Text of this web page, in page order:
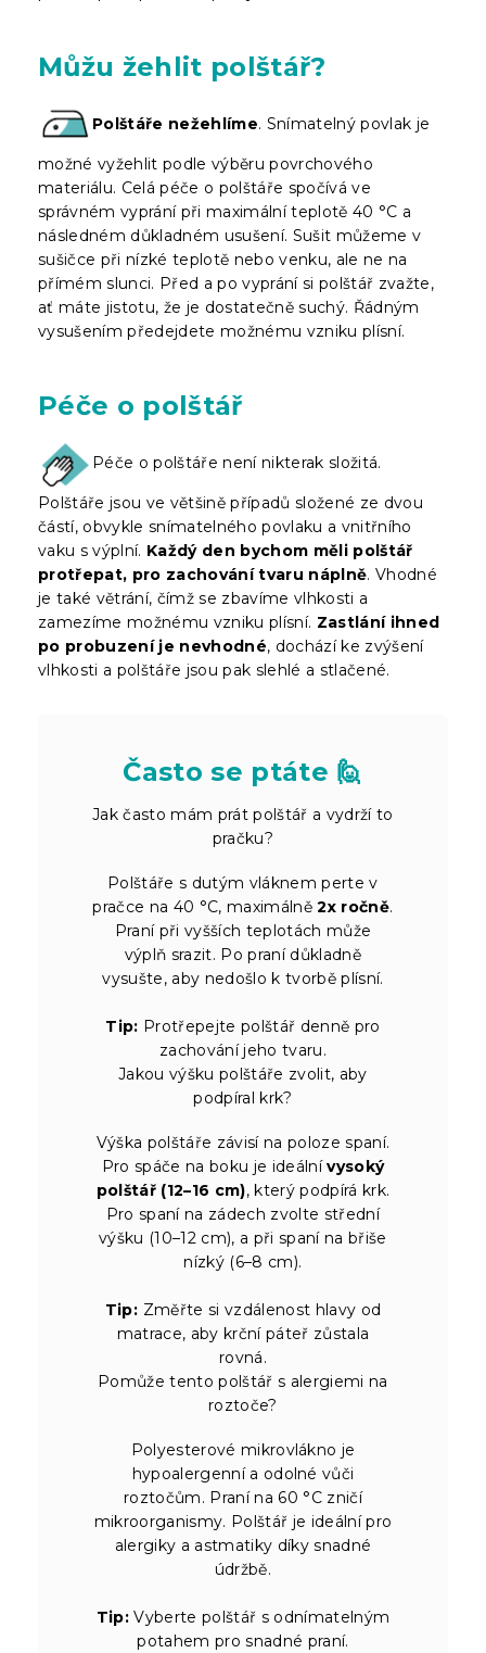
Můžu žehlit polštář?
Polštáře nežehlíme. Snímatelný povlak je
možné vyžehlit podle výběru povrchového
materiálu. Celá péče o polštáře spočívá ve
správném vyprání při maximální teplotě 40 °C a
následném důkladném usušení. Sušit můžeme v
sušičce při nízké teplotě nebo venku, ale ne na
přímém slunci. Před a po vyprání si polštář zvažte,
ať máte jistotu, že je dostatečně suchý. Řádným
vysušením předejdete možnému vzniku plísní.
Péče o polštář
Péče o polštáře není nikterak složitá.
Polštáře jsou ve většině případů složené ze dvou
částí, obvykle snímatelného povlaku a vnitřního
vaku s výplní. Každý den bychom měli polštář
protřepat, pro zachování tvaru náplně. Vhodné
je také větrání, čímž se zbavíme vlhkosti a
zamezíme možnému vzniku plísní. Zastlání ihned
po probuzení je nevhodné, dochází ke zvýšení
vlhkosti a polštáře jsou pak slehlé a stlačené.
Často se ptáte 🙋
Jak často mám prát polštář a vydrží to
pračku?
Polštáře s dutým vláknem perte v
pračce na 40 °C, maximálně2x ročně.
Praní při vyšších teplotách může
výplň srazit. Po praní důkladně
vysušte, aby nedošlo k tvorbě plísní.
Tip: Protřepejte polštář denně pro
zachování jeho tvaru.
Jakou výšku polštáře zvolit, aby
podpíral krk?
Výška polštáře závisí na poloze spaní.
Pro spáče na boku je ideálnívysoký
polštář (12–16 cm), který podpírá krk.
Pro spaní na zádech zvolte střední
výšku (10–12 cm), a při spaní na břiše
nízký (6–8 cm).
Tip: Změřte si vzdálenost hlavy od
matrace, aby krční páteř zůstala
rovná.
Pomůže tento polštář s alergiemi na
roztoče?
Polyesterové mikrovlákno je
hypoalergenní a odolné vůči
roztočům. Praní na 60 °C zničí
mikroorganismy. Polštář je ideální pro
alergiky a astmatiky díky snadné
údržbě.
Tip: Vyberte polštář s odnímatelným
potahem pro snadné praní.